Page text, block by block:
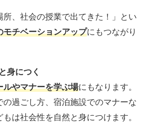
所、社会の授業で出てきた！」とい
モチベーションアップにもつながり
身につく
ルやマナーを学ぶ場にもなります。
の過ごし方、宿泊施設でのマナーな
は社会性を自然と身につけます。